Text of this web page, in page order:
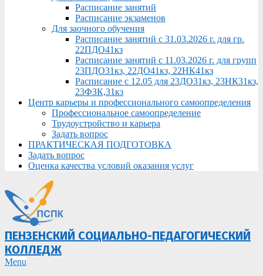
Расписание занятий
Расписание экзаменов
Для заочного обучения
Расписание занятий с 31.03.2026 г. для гр.
22ПДО41кз
Расписание занятий с 11.03.2026 г. для групп
23ПДО31кз, 22ДО41кз, 22НК41кз
Расписание с 12.05 для 23ДО31кз, 23НК31кз,
23ФЗК,31кз
Центр карьеры и профессионального самоопределения
Профессиональное самоопределение
Трудоустройство и карьера
Задать вопрос
ПРАКТИЧЕСКАЯ ПОДГОТОВКА
Задать вопрос
Оценка качества условий оказания услуг
ПЕНЗЕНСКИЙ СОЦИАЛЬНО-ПЕДАГОГИЧЕСКИЙ
КОЛЛЕДЖ
Primary
Menu